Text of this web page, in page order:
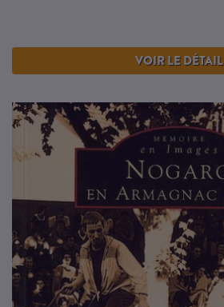
VOIR LE DÉTAIL